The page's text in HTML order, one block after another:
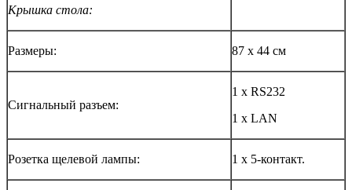
Крышка стола:
Размеры: 87 х 44 см
Сигнальный разъем:
1 х RS232
1 х LAN
Розетка щелевой лампы: 1 х 5-контакт.